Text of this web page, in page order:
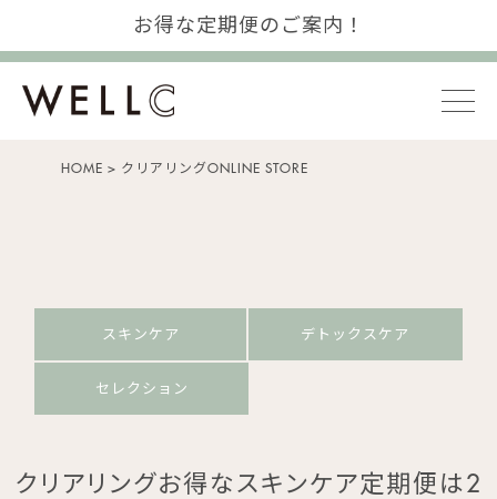
お得な定期便のご案内！
HOME クリアリングONLINE STORE
スキンケア デトックスケア
セレクション
クリアリングお得なスキンケア定期便は2